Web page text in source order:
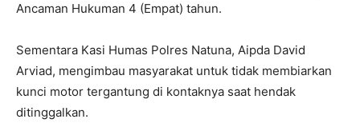
Ancaman Hukuman 4 (Empat) tahun.
Sementara Kasi Humas Polres Natuna, Aipda David
Arviad, mengimbau masyarakat untuk tidak membiarkan
kunci motor tergantung di kontaknya saat hendak
ditinggalkan.